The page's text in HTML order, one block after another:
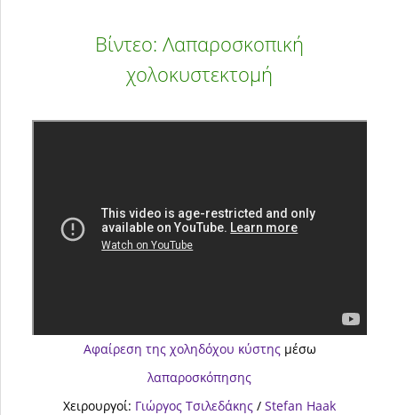
Βίντεο: Λαπαροσκοπική
χολοκυστεκτομή
Αφαίρεση της χοληδόχου κύστηςμέσω
λαπαροσκόπησης
Xειρουργοί: Γιώργος Τσιλεδάκης / Stefan Haak